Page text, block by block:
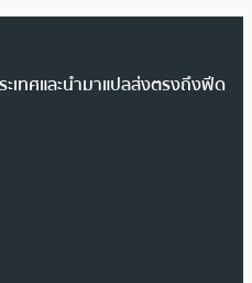
เทศและนำมาแปลส่งตรงถึงฟีด